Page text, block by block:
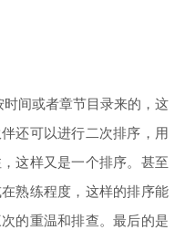
间或者章节目录来的，这
还可以进行二次排序，用
这样又是一个排序。甚至
熟练程度，这样的排序能
的重温和排查。最后的是